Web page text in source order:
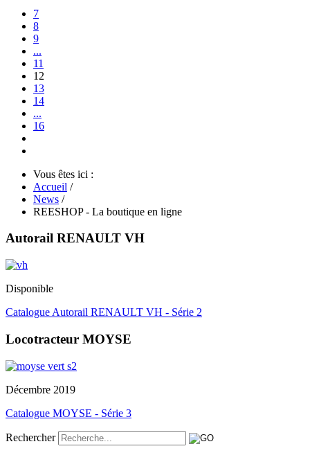
7
8
9
...
11
12
13
14
...
16
Vous êtes ici :
Accueil /
News /
REESHOP - La boutique en ligne
Autorail RENAULT VH
Disponible
Catalogue Autorail RENAULT VH - Série 2
Locotracteur MOYSE
Décembre 2019
Catalogue MOYSE - Série 3
Rechercher